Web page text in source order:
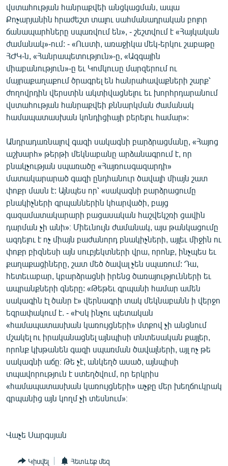
վստահության հանրաքվեի անցկացման, ապա
Քոչարյանին հրաժեշտ տալու սահմանադրական բոլոր
ճանապարհները սպառվում են», - շեշտվում է «Հայկական
ժամանակ»-ում: - «Ուստի, առաջիկա մեկ-երկու շաբաթը
ՀԺԿ-ն, «Հանրապետություն»-ը, «Ազգային
միաբանություն»-ը եւ Կոմկուսը մարզերում ու
մայրաքաղաքում ծրագրել են հանրահավաքների շարք՝
ժողովրդին վերստին ակտիվացնելու եւ խորհրդարանում
վստահության հանրաքվեի քննարկման ժամանակ
համապատասխան կոնդիցիայի բերելու համար»:
Անդրադառնալով գազի սակագնի բարձրացմանը, «Հայոց
աշխարհ» թերթի մեկնաբանը արձանագրում է, որ
բնակչության սպառածը «Հայռուսգազարդի»
մատակարարած գազի ընդհանուր ծավալի միայն շատ
փոքր մասն է: Այնպես որ՝ «սակագնի բարձրացումը
բնակիչների գրպաններին կհարվածի, բայց
գազամատակարարի բացասական հաշվեկշռի ցավին
դարման չի անի»։ Միեւնույն ժամանակ, այս թանկացումը
ազդելու է ոչ միայն բաժանորդ բնակիչների, այլեւ միջին ու
փոքր բիզնեսի այն սուբյեկտների վրա, որոնք, ինչպես եւ
քաղաքացիները, շատ մեծ ծավալ չեն սպառում: Դա,
հետեւաբար, կբարձրացնի իրենց ծառայությունների եւ
ապրանքների գները: «Թեթեւ գրպանի համար ամեն
սակագին էլ ծանր է» վերնագրի տակ մեկնաբանն ի վերջո
եզրափակում է. - «Իսկ ինչու պետական
«համապատասխան կառույցների» մտքով չի անցնում
մշակել ու իրականացնել այնպիսի տնտեսական քայլեր,
որոնք կխթանեն գազի սպառման ծավալների, այլ ոչ թե
սակագնի աճը։ Թե չէ, անկեղծ ասած, այնպիսի
տպավորություն է ստեղծվում, որ երկրիս
«համապատասխան կառույցների» աչքը մեր խեղճուկրակ
գրպանից այն կողմ չի տեսնում»։
Վաչե Սարգսյան
Կիսվել Հետևեք մեզ